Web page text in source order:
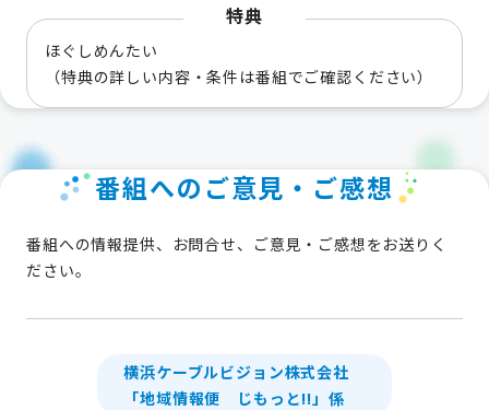
特典
ほぐしめんたい
（特典の詳しい内容・条件は番組でご確認ください）
番組へのご意見・ご感想
番組への情報提供、お問合せ、ご意見・ご感想をお送りく
ださい。
横浜ケーブルビジョン株式会社
「地域情報便 じもっと!!」係